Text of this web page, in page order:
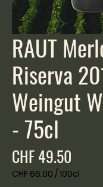
RAUT
Riserva
Weingut
- 75cl
CHF 49.50
CHF 66.00 /100cl